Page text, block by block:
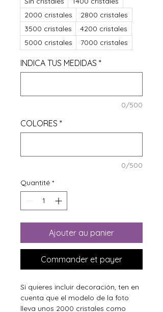
2000 cristales
2800 cristales
3500 cristales
4200 cristales
5000 cristales
7000 cristales
INDICA TUS MEDIDAS *
0/500
COLORES *
0/500
Quantité *
Ajouter au panier
Commander et payer
Si quieres incluir decoración, ten en
cuenta que el modelo de la foto
lleva unos 2000 cristales como